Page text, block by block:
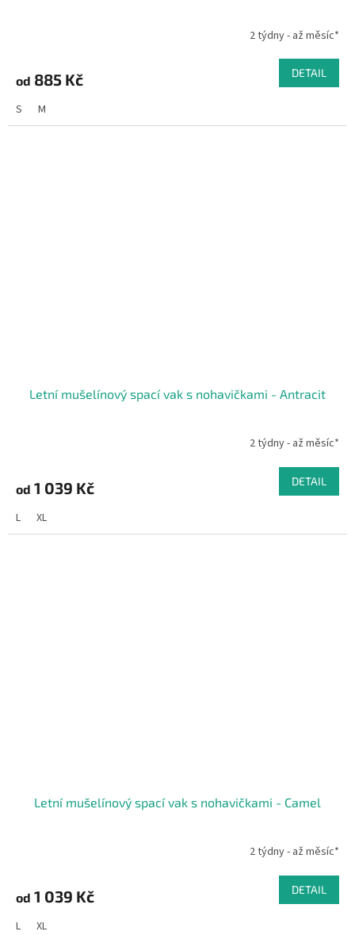
2 týdny - až měsíc*
od 885 Kč DETAIL
S M
Letní mušelínový spací vak s nohavičkami - Antracit
2 týdny - až měsíc*
od 1 039 Kč DETAIL
L XL
Letní mušelínový spací vak s nohavičkami - Camel
2 týdny - až měsíc*
od 1 039 Kč DETAIL
L XL